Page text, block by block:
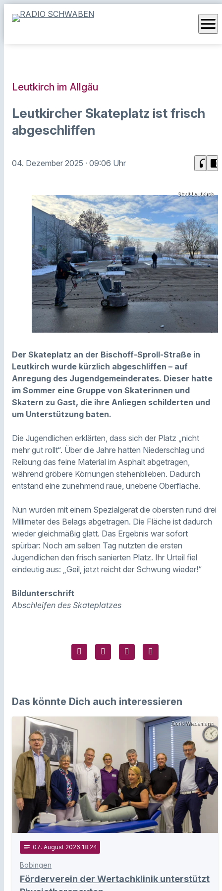
menu
Leutkirch im Allgäu
Leutkircher Skateplatz ist frisch
abgeschliffen
04. Dezember 2025 · 09:06 Uhr headphones chrome_reader_mode
Stadt Leutkirch
Der Skateplatz an der Bischoff-Sproll-Straße in
Leutkirch wurde kürzlich abgeschliffen – auf
Anregung des Jugendgemeinderates. Dieser hatte
im Sommer eine Gruppe von Skaterinnen und
Skatern zu Gast, die ihre Anliegen schilderten und
um Unterstützung baten.
Die Jugendlichen erklärten, dass sich der Platz „nicht
mehr gut rollt“. Über die Jahre hatten Niederschlag und
Reibung das feine Material im Asphalt abgetragen,
während gröbere Körnungen stehenblieben. Dadurch
entstand eine zunehmend raue, unebene Oberfläche.
Nun wurden mit einem Spezialgerät die obersten rund drei
Millimeter des Belags abgetragen. Die Fläche ist dadurch
wieder gleichmäßig glatt. Das Ergebnis war sofort
spürbar: Noch am selben Tag nutzten die ersten
Jugendlichen den frisch sanierten Platz. Ihr Urteil fiel
eindeutig aus: „Geil, jetzt reicht der Schwung wieder!“
Bildunterschrift
Abschleifen des Skateplatzes
Das könnte Dich auch interessieren
Doris Wiedemann
notes 07. August 2026 18:24
Bobingen
Förderverein der Wertachklinik unterstützt